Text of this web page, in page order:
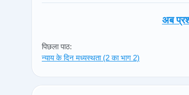
अब
पिछला पाठ:
न्याय के दिन मध्यस्थता (2 का भाग 2)